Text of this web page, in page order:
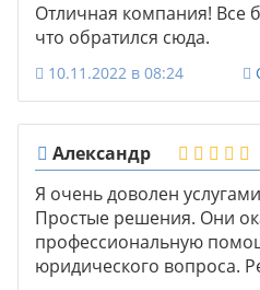
Отличная компания! Все
что обратился сюда.
10.11.2022 в 08:24
Александр
Я очень доволен
Простые решения. Они
профессиональную
юридического вопроса.